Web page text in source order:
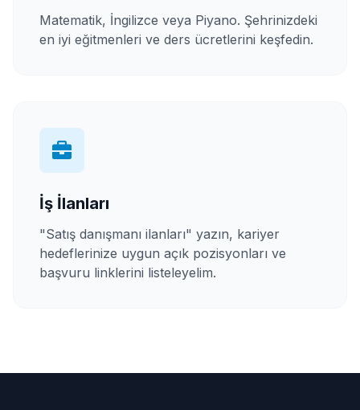
Matematik, İngilizce veya Piyano. Şehrinizdeki
en iyi eğitmenleri ve ders ücretlerini keşfedin.
İş İlanları
"Satış danışmanı ilanları" yazın, kariyer
hedeflerinize uygun açık pozisyonları ve
başvuru linklerini listeleyelim.